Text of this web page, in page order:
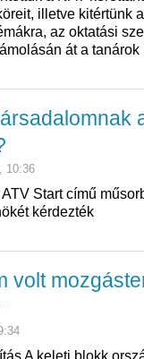
illetve kitértünk
az oktatási
át a
10:36
Start című
kérdezték
volt
A keleti blokk